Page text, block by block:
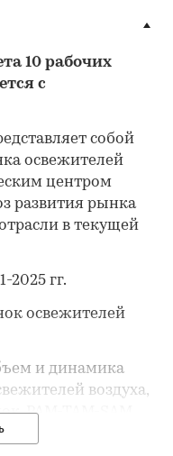
10 рабочих
с
собой
освежителей
центром
развития рынка
в текущей
2025 гг.
освежителей
и динамика
воздуха,
PAM-TAM-SAM
потребители,